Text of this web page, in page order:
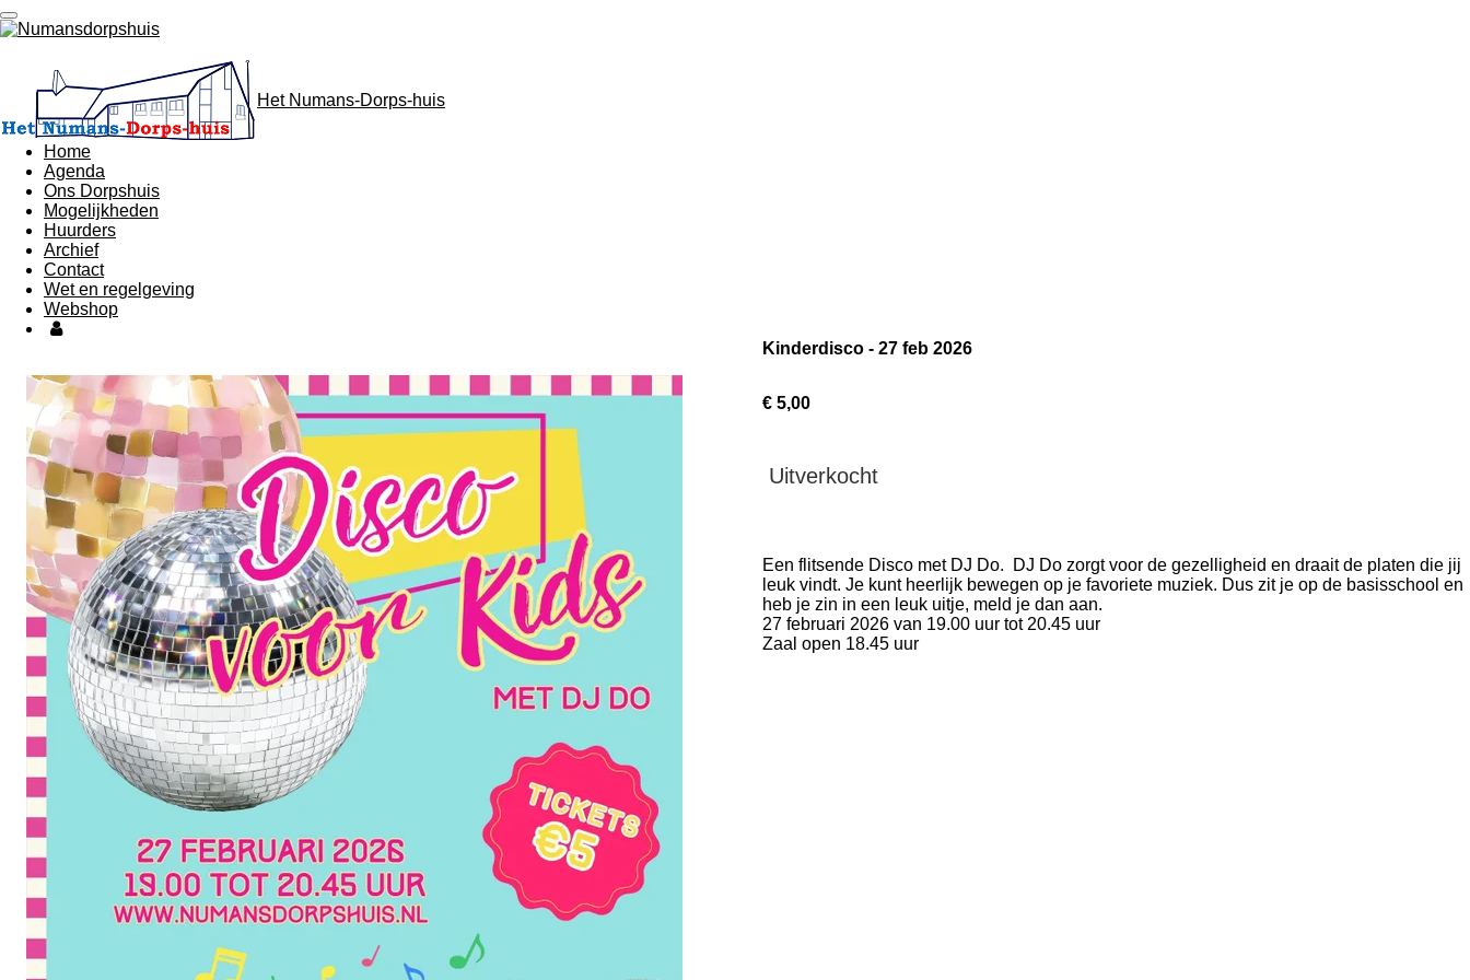
Ga
direct
hoofdinhoud
Het Numans-Dorps-huis
Home
Agenda
Ons Dorpshuis
Mogelijkheden
Huurders
Archief
Contact
Wet en regelgeving
Webshop
Kinderdisco - 27 feb 2026
€ 5,00
Uitverkocht
Een flitsende Disco met DJ Do. DJ Do zorgt voor de gezelligheid en draait de platen die jij
leuk vindt. Je kunt heerlijk bewegen op je favoriete muziek. Dus zit je op de basisschool en
heb je zin in een leuk uitje, meld je dan aan.
27 februari 2026 van 19.00 uur tot 20.45 uur
Zaal open 18.45 uur